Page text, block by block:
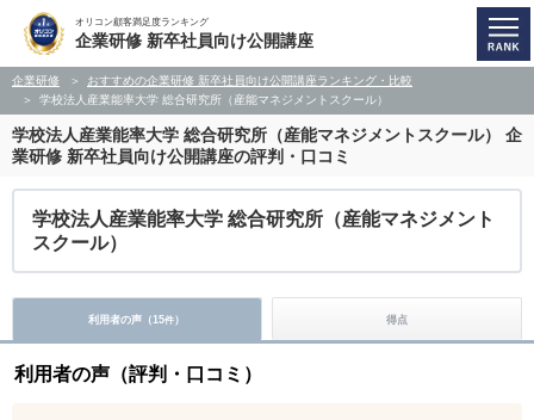
オリコン顧客満足度ランキング
企業研修 新卒社員向け公開講座
企業研修
おすすめの企業研修 新卒社員向け公開講座ランキング・比較
学校法人産業能率大学 総合研究所（産能マネジメントスクール）
学校法人産業能率大学 総合研究所（産能マネジメントスクール）
企
業研修 新卒社員向け公開講座の評判・口コミ
学校法人産業能率大学 総合研究所（産能マネジメント
スクール）
利用者の声（15件） 得点
利用者の声（評判・口コミ）